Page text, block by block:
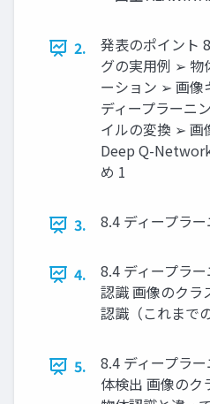
2.
発表のポイント
グの実用例 ➢ 物
ーション ➢ 画像
ディープラーニ
イルの変換 ➢
Deep Q-
め 1
3. 8.4 ディープラ
4.
8.4 ディープラ
認識 画像のクラ
認識（これまで
5.
8.4 ディープラ
体検出 画像のク